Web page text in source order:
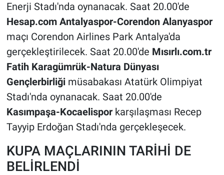
Enerji Stadı'nda oynanacak. Saat 20.00'de
Hesap.com Antalyaspor-Corendon Alanyaspor
maçı Corendon Airlines Park Antalya'da
gerçekleştirilecek. Saat 20.00'de Mısırlı.com.tr
Fatih Karagümrük-Natura Dünyası
Gençlerbirliğimüsabakası Atatürk Olimpiyat
Stadı'nda oynanacak. Saat 20.00'de
Kasımpaşa-Kocaelispor karşılaşması Recep
Tayyip Erdoğan Stadı'nda gerçekleşecek.
KUPA MAÇLARININ TARİHİ DE
BELİRLENDİ